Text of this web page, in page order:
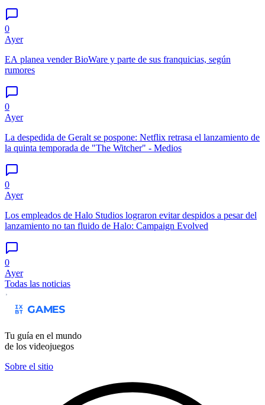
0
Ayer
EA planea vender BioWare y parte de sus franquicias, según
rumores
0
Ayer
La despedida de Geralt se pospone: Netflix retrasa el lanzamiento de
la quinta temporada de "The Witcher" - Medios
0
Ayer
Los empleados de Halo Studios lograron evitar despidos a pesar del
lanzamiento no tan fluido de Halo: Campaign Evolved
0
Ayer
Todas las noticias
Tu guía en el mundo
de los videojuegos
Sobre el sitio